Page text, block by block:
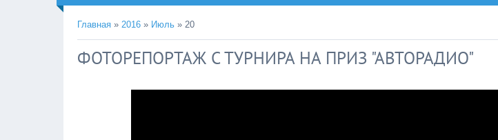
Главная » 2016 » Июль » 20
ФОТОРЕПОРТАЖ С ТУРНИРА НА ПРИЗ "АВТОРАДИО"